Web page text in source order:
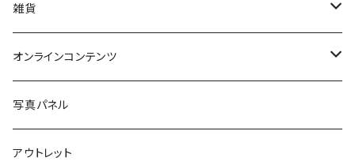
美術
POLEWARDS
Tシャツ
雑貨
バッグ
ブックカバー
マグカップ
オンラインコンテンツ
冒険クロストーク
写真パネル
アウトレット